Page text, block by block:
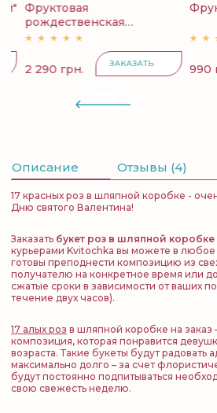
Фруктовая
рождественская
корзина...
2 290 грн. ЗАКАЗАТЬ 990
Описание Отзывы (4)
17 красных роз в шляпной коробке -
Дню святого Валентина!
Заказать букет роз в шляпной коробке
курьерами Kvitochka вы можете в
готовы преподнести композицию из
получателю на конкретное время или
сжатые сроки в зависимости от ваших
течение двух часов).
17 алых роз в шляпной коробке на заказ
композиция, которая понравится
возраста. Такие букеты будут радовать
максимально долго – за счет
будут постоянно подпитываться
свою свежесть неделю.